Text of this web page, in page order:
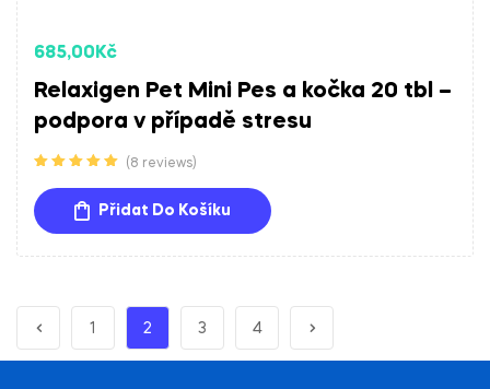
685,00Kč
Relaxigen Pet Mini Pes a kočka 20 tbl –
podpora v případě stresu
z 5
(8 reviews)
Přidat Do Košíku
1 2 3 4